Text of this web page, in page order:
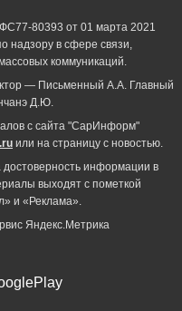
80393 от 01 марта 2021
надзору в сфере связи,
коммуникаций.
— Письменный А.А. Главный
Д.Ю.
с сайта "СарИнформ"
или на страницу с новостью.
достоверность информации в
выходят с пометкой
и «Реклама».
Яндекс.Метрика